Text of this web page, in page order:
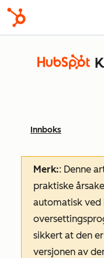
Innboks
Merk:: Denne
praktiske
automatisk ved
sikkert at den
versjonen av